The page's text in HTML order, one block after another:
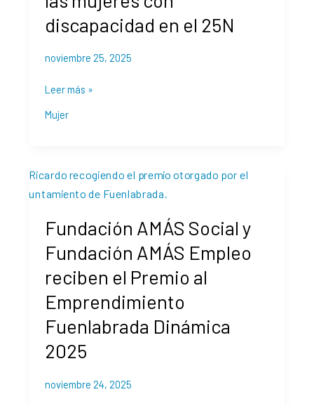
discapacidad en el 25N
noviembre 25, 2025
las
con
discapacidad
el
Leer más »
Mujer
Fundación AMÁS Social y
Fundación AMÁS Empleo
reciben el Premio al
Emprendimiento
Fuenlabrada Dinámica
2025
noviembre 24, 2025
Fundación
AMÁS
y
AMÁS
Empleo
el
Premio
al
Emprendimiento